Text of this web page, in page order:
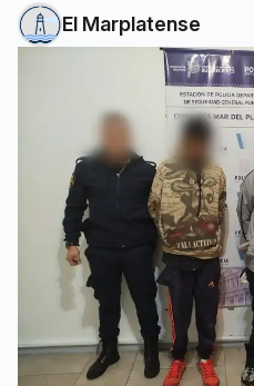
El Marplatense